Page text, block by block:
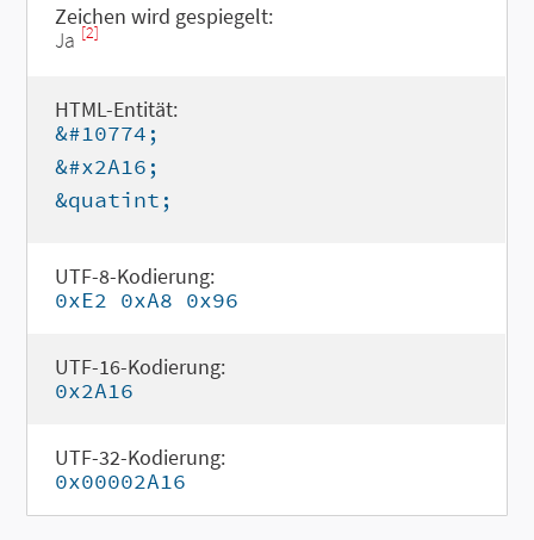
Zeichen wird gespiegelt:
Ja [2]
HTML-Entität:
&#10774;
&#x2A16;
&quatint;
UTF-8-Kodierung:
0xE2 0xA8 0x96
UTF-16-Kodierung:
0x2A16
UTF-32-Kodierung:
0x00002A16